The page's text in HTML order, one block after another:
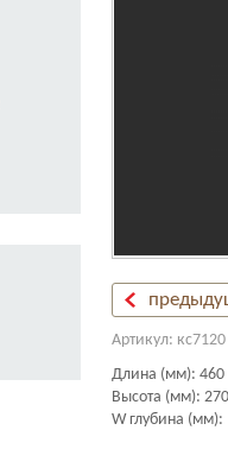
Артикул: кс7120
Длина (мм): 460
Высота (мм): 270
W глубина (мм):